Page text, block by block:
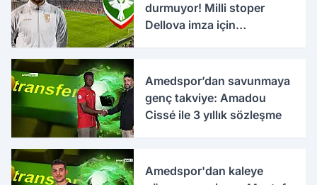
durmuyor! Milli stoper
Dellova imza için
Amedspor’dan savunmaya
genç takviye: Amadou
Cissé ile 3 yıllık sözleşme
Amedspor'dan kaleye